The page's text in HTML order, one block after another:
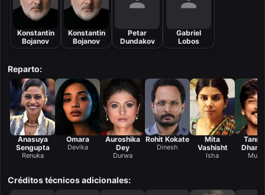
Konstantin
Bojanov
Konstantin
Bojanov
Petar
Dundakov
Gabriel
Lobos
Reparto:
Anasuya
Sengupta
Renuka
Omara
Devika
Auroshika
Dey
Durwa
Rohit Kokate
Dinesh
Mita
Vashisht
Isha
Créditos técnicos adicionales: